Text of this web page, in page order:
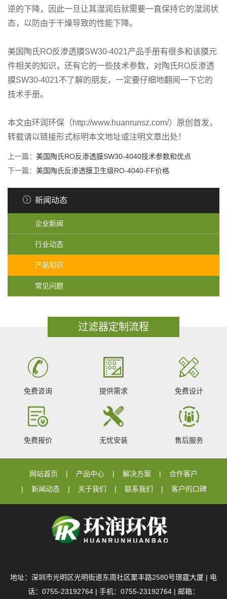
逆的下降，因此一旦让其湿润后就需要一直保持它的湿润状
态，以防由于干燥导致的性能下降。
美国陶氏RO反渗透膜SW30-4021产品手册有很多和该膜元
件相关的知识，还有它的一些技术参数，对陶氏RO反渗透
膜SW30-4021不了解的朋友，一定要仔细地翻阅一下它的
技术手册。
本文由环润环保（http://www.huanrunsz.com/）原创首发，
转载请以链接形式标明本文地址或注明文章出处！
上一篇： 美国陶氏RO反渗透膜SW30-4040技术参数和优点
下一篇： 美国陶氏反渗透膜卫生级RO-4040-FF价格
新闻动态
企业新闻
行业动态
产品知识
常见问题
过滤器定制流程
免费咨询 提供需求 免费设计
免费报价 无忧安装 售后服务
网站首页 产品中心 解决方案
合作客户
新闻动态
关于我们 联系我们 客户的口碑
地址：深圳市光明区光明街道东周社区聚丰路2580号璟霆大厦 | 电
话：0755-23192764 | 手机：0755-23192764 | 邮箱：